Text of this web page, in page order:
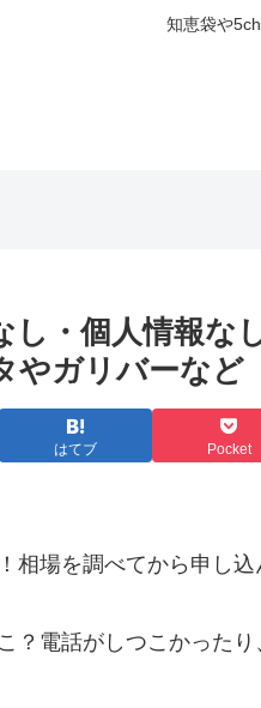
知恵袋や
し・個人情報な
やガリバーなど
はてブ Pocket
相場を調べてから申し込
？電話がしつこかった